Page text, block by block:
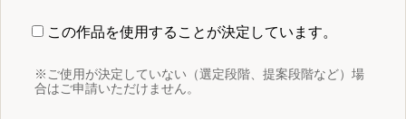
この作品を使用することが決定しています。
※ご使用が決定していない（選定段階、提案段階など）場
合はご申請いただけません。